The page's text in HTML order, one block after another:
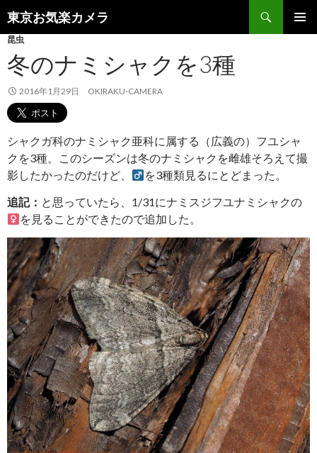
東京お気楽カメラ
検
索
ン
テ
ン
ツ
へ
ス
ッ
プ
昆虫
冬のナミシャクを3種
2016年1月29日 OKIRAKU-CAMERA
シャクガ科のナミシャク亜科に属する（広義の）フユシャ
クを3種。このシーズンは冬のナミシャクを雌雄そろえて撮
影したかったのだけど、
を3種類見るにとどまった。
追記： と思っていたら、1/31にナミスジフユナミシャクの
を見ることができたので追加した。